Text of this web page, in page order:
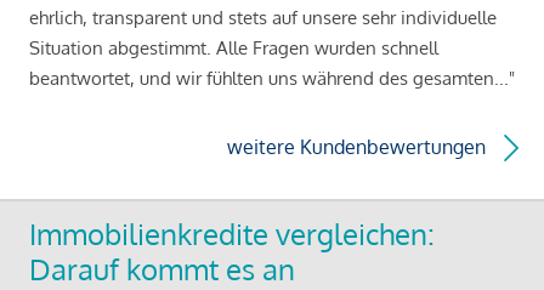
ehrlich, transparent und stets auf unsere sehr individuelle
Situation abgestimmt. Alle Fragen wurden schnell
beantwortet, und wir fühlten uns während des gesamten..."
weitere Kundenbewertungen
Immobilienkredite vergleichen:
Darauf kommt es an